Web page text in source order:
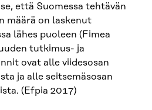
että Suomessa tehtävän
määrä on laskenut
lähes puoleen (Fimea
tutkimus- ja
ovat alle viidesosan
ja alle seitsemäsosan
(Efpia 2017)